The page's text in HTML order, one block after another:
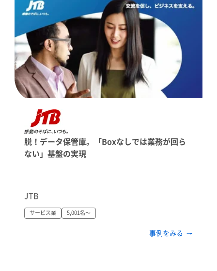
脱！データ保管庫。「Boxなしでは業務が回ら
ない」基盤の実現
JTB
サービス業 5,001名〜
事例をみる